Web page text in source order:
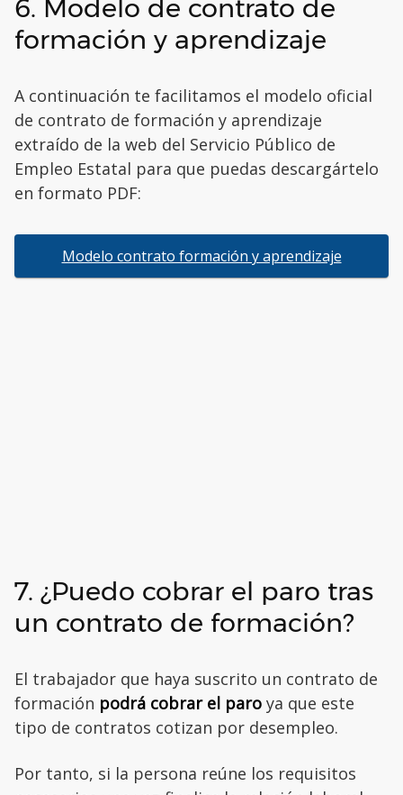
6. Modelo de contrato de
formación y aprendizaje
A continuación te facilitamos el modelo oficial
de contrato de formación y aprendizaje
extraído de la web del Servicio Público de
Empleo Estatal para que puedas descargártelo
en formato PDF:
Modelo contrato formación y aprendizaje
7. ¿Puedo cobrar el paro tras
un contrato de formación?
El trabajador que haya suscrito un contrato de
formación podrá cobrar el paro ya que este
tipo de contratos cotizan por desempleo.
Por tanto, si la persona reúne los requisitos